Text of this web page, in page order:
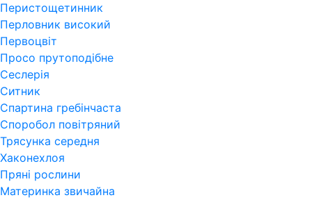
Перистощетинник
Перловник високий
Первоцвіт
Просо прутоподібне
Сеслерія
Ситник
Спартина гребінчаста
Споробол повітряний
Трясунка середня
Хаконехлоя
Пряні рослини
Материнка звичайна